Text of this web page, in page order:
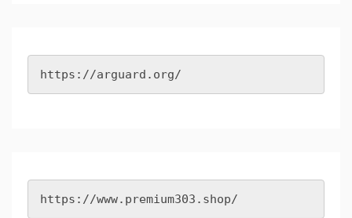
https://arguard.org/
https://www.premium303.shop/